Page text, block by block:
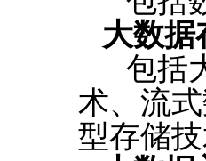
大数据
包括大
术、流
型存储